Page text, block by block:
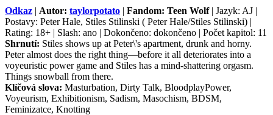
Odkaz | Autor: taylorpotato | Fandom: Teen Wolf| Jazyk: AJ |
Postavy: Peter Hale, Stiles Stilinski ( Peter Hale/Stiles Stilinski) |
Rating: 18+ | Slash: ano | Dokončeno: dokončeno | Počet kapitol: 11
Shrnutí: Stiles shows up at Peter\'s apartment, drunk and horny.
Peter almost does the right thing—before it all deteriorates into a
voyeuristic power game and Stiles has a mind-shattering orgasm.
Things snowball from there.
Klíčová slova: Masturbation, Dirty Talk, BloodplayPower,
Voyeurism, Exhibitionism, Sadism, Masochism, BDSM,
Feminizatce, Knotting